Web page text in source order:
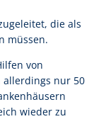
die als
müssen.
von
allerdings nur 50
wieder zu